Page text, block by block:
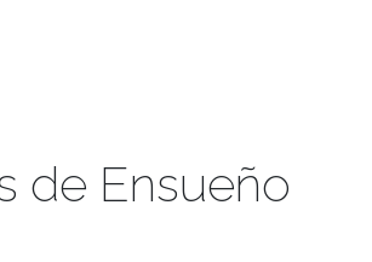
de Ensueño